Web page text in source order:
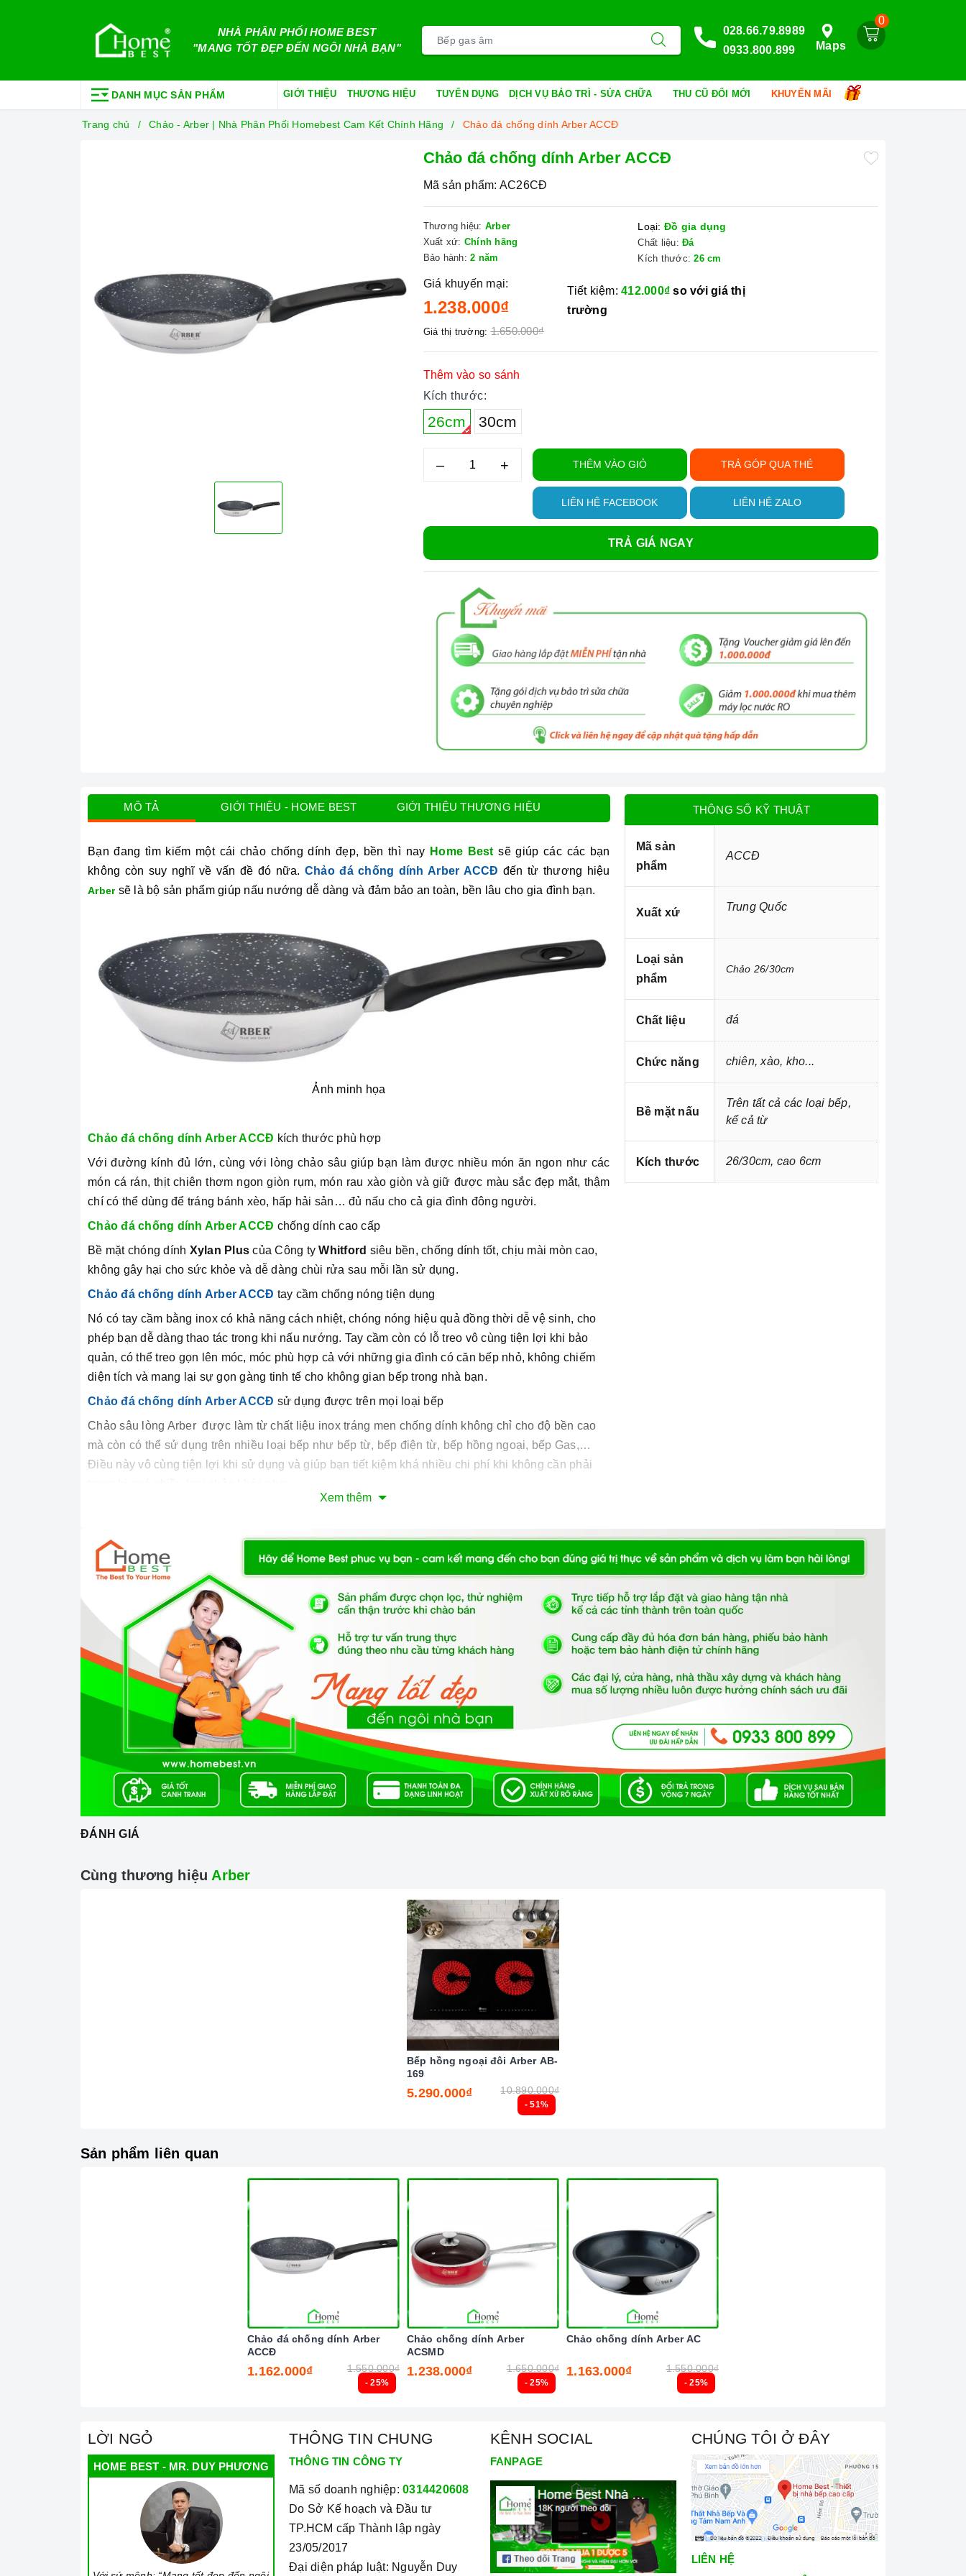
NHÀ PHÂN PHỐI HOME BEST
"MANG TỐT ĐẸP ĐẾN NGÔI NHÀ BẠN"
0
Maps
028.66.79.8989
0933.800.899
DANH MỤC SẢN PHẨM GIỚI THIỆU THƯƠNG HIỆU TUYỂN DỤNG DỊCH VỤ BẢO TRÌ - SỬA CHỮA THU CŨ ĐỔI MỚI KHUYẾN MÃI
Trang chủ Chảo - Arber | Nhà Phân Phối Homebest Cam Kết Chính Hãng Chảo đá chống dính Arber ACCĐ
Chảo đá chống dính Arber ACCĐ
Mã sản phẩm: AC26CĐ
Thương hiệu: Arber
Xuất xứ: Chính hãng
Bảo hành: 2 năm
Loại: Đồ gia dụng
Chất liệu: Đá
Kích thước: 26 cm
Giá khuyến mại:
1.238.000₫
Giá thị trường: 1.650.000₫
Tiết kiệm:412.000₫so với giá thị
trường
Thêm vào so sánh
Kích thước:
26cm 30cm
– + THÊM VÀO GIỎ TRẢ GÓP QUA THẺ
LIÊN HỆ FACEBOOK LIÊN HỆ ZALO
TRẢ GIÁ NGAY
MÔ TẢ GIỚI THIỆU - HOME BEST GIỚI THIỆU THƯƠNG HIỆU
Bạn đang tìm kiếm một cái chảo chống dính đẹp, bền thì nay Home Best sẽ giúp các các bạn
không còn suy nghĩ về vấn đề đó nữa. Chảo đá chống dính Arber ACCĐ đến từ thương hiệu
Arber sẽ là bộ sản phẩm giúp nấu nướng dễ dàng và đảm bảo an toàn, bền lâu cho gia đình bạn.
Ảnh minh họa
Chảo đá chống dính Arber ACCĐ kích thước phù hợp
Với đường kính đủ lớn, cùng với lòng chảo sâu giúp bạn làm được nhiều món ăn ngon như các
món cá rán, thịt chiên thơm ngon giòn rụm, món rau xào giòn và giữ được màu sắc đẹp mắt, thậm
chí có thể dùng để tráng bánh xèo, hấp hải sản… đủ nấu cho cả gia đình đông người.
Chảo đá chống dính Arber ACCĐ chống dính cao cấp
Bề mặt chóng dính Xylan Plus của Công tyWhitford siêu bền, chống dính tốt, chịu mài mòn cao,
không gây hại cho sức khỏe và dễ dàng chùi rửa sau mỗi lần sử dụng.
Chảo đá chống dính Arber ACCĐ tay cầm chống nóng tiện dụng
Nó có tay cầm bằng inox có khả năng cách nhiệt, chóng nóng hiệu quả đồng thời dễ vệ sinh, cho
phép bạn dễ dàng thao tác trong khi nấu nướng. Tay cầm còn có lỗ treo vô cùng tiện lợi khi bảo
quản, có thể treo gọn lên móc, móc phù hợp cả với những gia đình có căn bếp nhỏ, không chiếm
diện tích và mang lại sự gọn gàng tinh tế cho không gian bếp trong nhà bạn.
Chảo đá chống dính Arber ACCĐ sử dụng được trên mọi loại bếp
Chảo sâu lòng Arber được làm từ chất liệu inox tráng men chống dính không chỉ cho độ bền cao
mà còn có thể sử dụng trên nhiều loại bếp như bếp từ, bếp điện từ, bếp hồng ngoại, bếp Gas,…
Điều này vô cùng tiện lợi khi sử dụng và giúp bạn tiết kiệm khá nhiều chi phí khi không cần phải
hiệu cao cấp tiêu chuẩn và phong cách Châu Âu sẽ làm hài lòng bất kỳ người dùng nào với kiểu
dáng thiết kế trang nhã và tiện dụng. Ngoài ra, sản phẩm có thể sử dụng tốt trong môi trường nhiệt
độ cao và ma sát nhiều thích hợp cho công việc nấu nướng mỗi ngày của bạn.
Xem thêm
THÔNG SỐ KỸ THUẬT
Mã sản
phẩm
ACCĐ
Xuất xứ Trung Quốc
Loại sản
phẩm
Chảo 26/30cm
Chất liệu đá
Chức năng chiên, xào, kho...
Bề mặt nấu
Trên tất cả các loại bếp,
kể cả từ
Kích thước 26/30cm, cao 6cm
ĐÁNH GIÁ
Cùng thương hiệu Arber
- 51%
Bếp hồng ngoại đôi Arber AB-
169
5.290.000₫ 10.890.000₫
Sản phẩm liên quan
- 25%
Chảo đá chống dính Arber
ACCĐ
1.162.000₫ 1.550.000₫
- 25%
Chảo chống dính Arber
ACSMD
1.238.000₫ 1.650.000₫
- 25%
Chảo chống dính Arber AC
1.163.000₫ 1.550.000₫
LỜI NGỎ
HOME BEST - MR. DUY PHƯƠNG
THÔNG TIN CHUNG
THÔNG TIN CÔNG TY
Mã số doanh nghiệp: 0314420608
Do Sở Kế hoạch và Đầu tư
TP.HCM cấp Thành lập ngày
23/05/2017
Đại diện pháp luật: Nguyễn Duy
KÊNH SOCIAL
FANPAGE
CHÚNG TÔI Ở ĐÂY
LIÊN HỆ